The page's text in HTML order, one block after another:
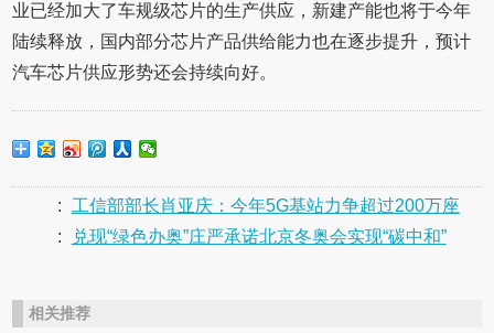
业已经加大了车规级芯片的生产供应，新建产能也将于今年
陆续释放，国内部分芯片产品供给能力也在逐步提升，预计
汽车芯片供应形势还会持续向好。
:
工信部部长肖亚庆：今年5G基站力争超过200万座
:
兑现“绿色办奥”庄严承诺北京冬奥会实现“碳中和”
相关推荐